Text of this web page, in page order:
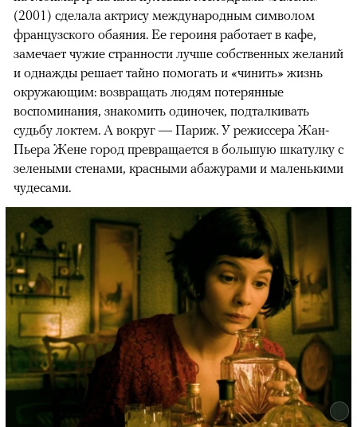
(2001) сделала актрису международным символом
французского обаяния. Ее героиня работает в кафе,
замечает чужие странности лучше собственных желаний
и однажды решает тайно помогать и «чинить» жизнь
окружающим: возвращать людям потерянные
воспоминания, знакомить одиночек, подталкивать
судьбу локтем. А вокруг — Париж. У режиссера Жан-
Пьера Жене город превращается в большую шкатулку с
зелеными стенами, красными абажурами и маленькими
чудесами.